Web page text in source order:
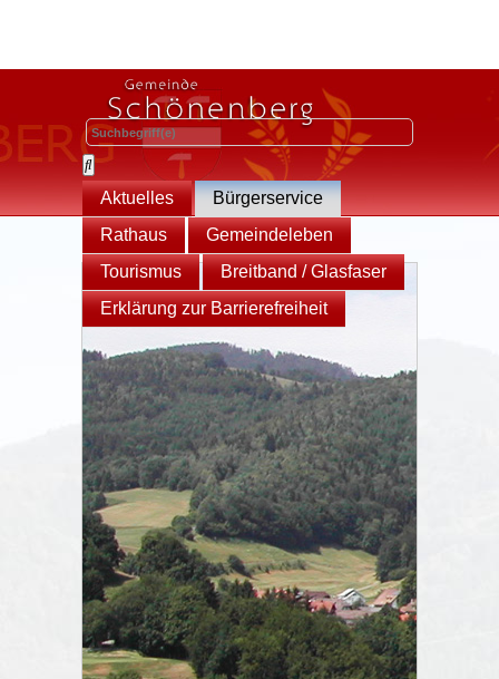
Aktuelles
Bürgerservice
Rathaus
Gemeindeleben
Tourismus
Breitband / Glasfaser
Erklärung zur Barrierefreiheit